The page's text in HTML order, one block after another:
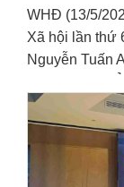
WHĐ (13/5/
Xã hội lần thứ
Nguyễn Tuấn
Hội ...